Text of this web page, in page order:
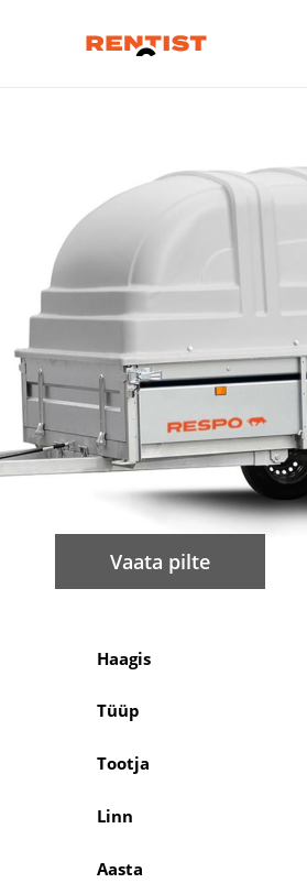
Vaata pilte
Haagis
Tüüp
Tootja
Linn
Aasta